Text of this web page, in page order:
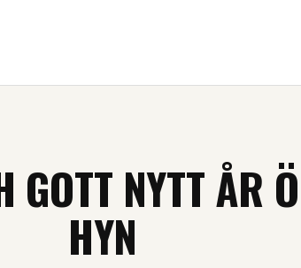
GOTT NYTT ÅR
HYN